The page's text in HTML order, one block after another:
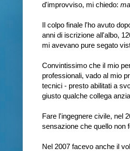
d'improvviso, mi chiedo:
Il colpo finale l'ho avuto
anni di iscrizione all'albo,
mi avevano pure segato
Convintissimo che il mio
professionali, vado al mio
tecnici - presto abilitati a
giusto qualche collega
Fare l'ingegnere civile, nel
sensazione che quello non
Nel 2007 facevo anche il